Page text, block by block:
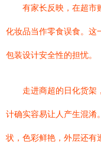
有家长反映，在超市
化妆品当作零食误食。这
包装设计安全性的担忧。
走进商超的日化货架
计确实容易让人产生混淆
状，色彩鲜艳，外层还有